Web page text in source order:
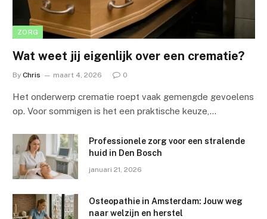
ZORG
Wat weet jij eigenlijk over een crematie?
By Chris maart 4, 2026 0
Het onderwerp crematie roept vaak gemengde gevoelens
op. Voor sommigen is het een praktische keuze,…
Professionele zorg voor een stralende
huid in Den Bosch
januari 21, 2026
Osteopathie in Amsterdam: Jouw weg
naar welzijn en herstel